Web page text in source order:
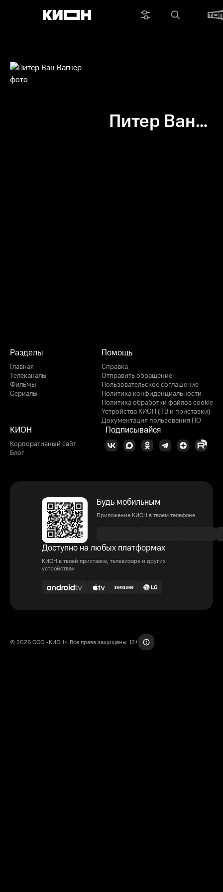
Питер Ван
Разделы
Главная
Телеканалы
Фильмы
Сериалы
Помощь
Справка
Отправить обращение
Пользовательское соглашение
Политика конфиденциальности
Политика обработки файлов cookie
Устройства КИОН (ТВ и приставки)
Документация пользования ПО
КИОН
Корпоративный сайт
Блог
Подписывайся
Будь мобильным
Приложение КИОН в твоем телефоне
Доступно на любых платформах
КИОН в твоей приставке, телевизоре и других
устройствах
© 2026 ООО «КИОН». Все права защищены. 12+